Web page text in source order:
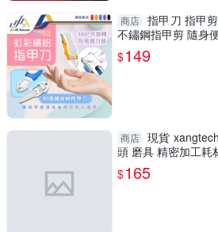
商店 指甲刀 指甲
不鏽鋼指甲剪 隨身
具
$149
商店 現貨
頭 磨具 精密加工耗
$165